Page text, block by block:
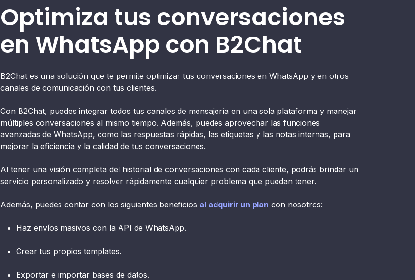
Optimiza tus conversaciones
en WhatsApp con B2Chat
B2Chat es una solución que te permite optimizar tus conversaciones en WhatsApp y en otros
canales de comunicación con tus clientes.
Con B2Chat, puedes integrar todos tus canales de mensajería en una sola plataforma y manejar
múltiples conversaciones al mismo tiempo. Además, puedes aprovechar las funciones
avanzadas de WhatsApp, como las respuestas rápidas, las etiquetas y las notas internas, para
mejorar la eficiencia y la calidad de tus conversaciones.
Al tener una visión completa del historial de conversaciones con cada cliente, podrás brindar un
servicio personalizado y resolver rápidamente cualquier problema que puedan tener.
Además, puedes contar con los siguientes beneficios al adquirir un plan con nosotros:
Haz envíos masivos con la API de WhatsApp.
Crear tus propios templates.
Exportar e importar bases de datos.